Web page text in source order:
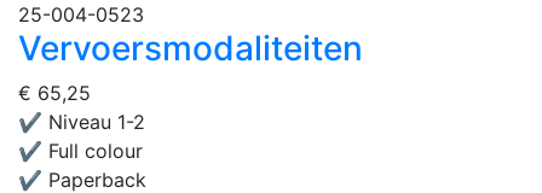
25-004-0523
Vervoersmodaliteiten
€ 65,25
✔ Niveau 1-2
✔ Full colour
✔ Paperback